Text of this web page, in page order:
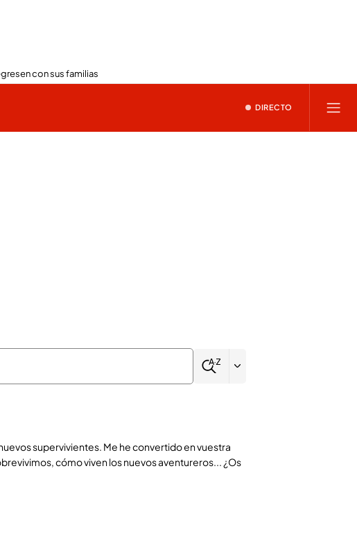
con sus familias
DIRECTO
supervivientes. Me he convertido en vuestra
cómo viven los nuevos aventureros... ¿Os